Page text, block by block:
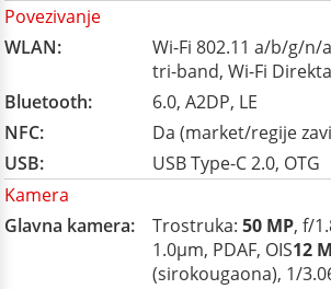
Povezivanje
WLAN:
Wi-Fi 802.11 a/b/g/
tri-band, Wi-Fi
Bluetooth:
6.0, A2DP, LE
NFC:
Da (market/regije
USB:
USB Type-C 2.0, OTG
Kamera
Glavna kamera:
Trostruka: 50 MP, f/
1.0µm, PDAF, OIS12
(sirokougaona), 1/